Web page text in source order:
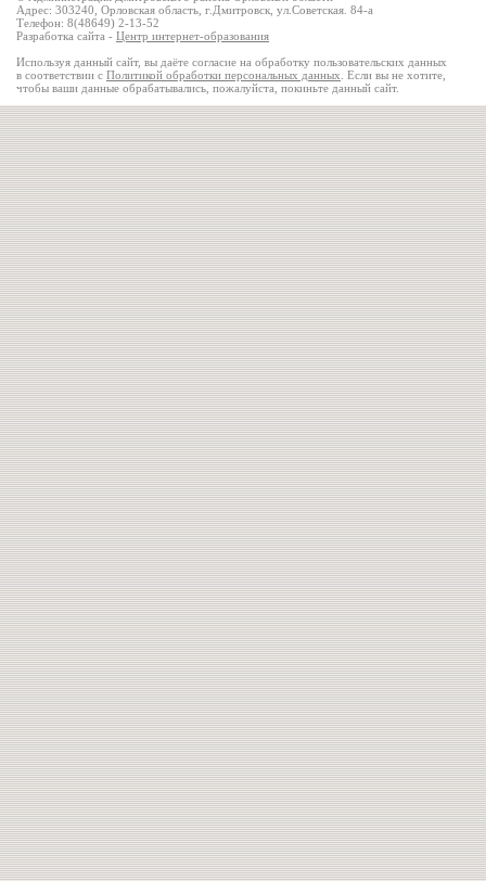
Адрес: 303240, Орловская область, г.Дмитровск, ул.Советская. 84-а
Телефон: 8(48649) 2-13-52
Разработка сайта - Центр интернет-образования
Используя данный сайт, вы даёте согласие на обработку пользовательских данных
в соответствии с Политикой обработки персональных данных . Если вы не хотите,
чтобы ваши данные обрабатывались, пожалуйста, покиньте данный сайт.